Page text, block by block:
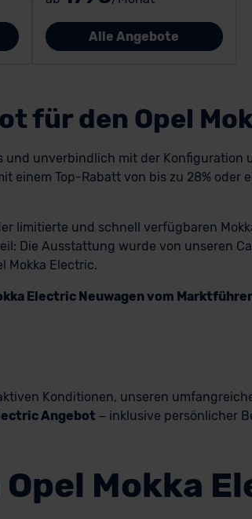
können Sie über den Kontakt
Alle Angebote
für den Opel
und unverbindlich mit der Konfiguration
einem Top-Rabatt von bis zu 28%
limitierte und schnell verfügbaren
Die Ausstattung wurde von unseren
Mokka Electric.
Electric Neuwagen vom
Konditionen, unseren
Angebot – inklusive persönlicher
Opel Mokka